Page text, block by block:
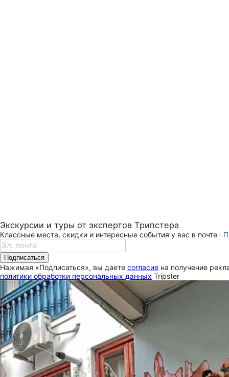
Экскурсии и туры от экспертов Трипстера
Классные места, скидки и интересные события у вас в почте ·
Подписаться
Нажимая «Подписаться», вы даете согласие на получение
политики обработки персональных данных Tripster